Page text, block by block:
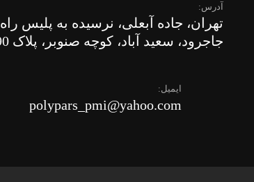
آدرس:
تهران، جاده آبعلی، نرسیده به پلیس راه
جاجرود، سعید آباد، کوچه صنوبر، پلاک 90
ایمیل:
polypars_pmi@yahoo.com